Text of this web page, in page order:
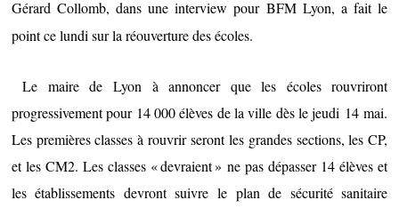
Gérard Collomb, dans une interview pour BFM Lyon, a fait le
point ce lundi sur la réouverture des écoles.
Le maire de Lyon à annoncer que les écoles rouvriront
progressivement pour 14 000 élèves de la ville dès le jeudi 14 mai.
Les premières classes à rouvrir seront les grandes sections, les CP,
et les CM2. Les classes « devraient » ne pas dépasser 14 élèves et
les établissements devront suivre le plan de sécurité sanitaire